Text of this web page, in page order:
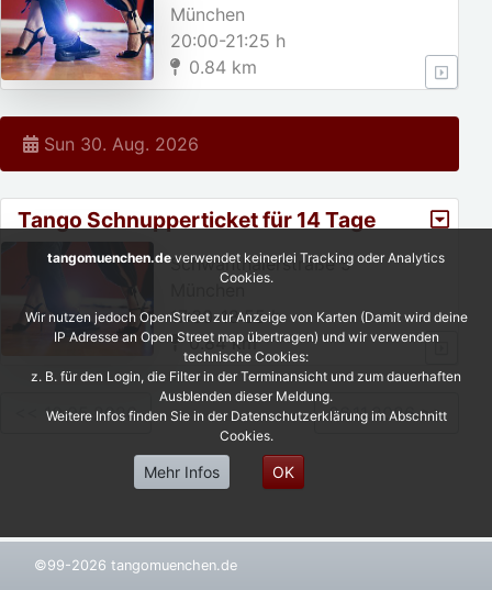
München
20:00-21:25 h
0.84 km
Sun 30. Aug. 2026
Tango Schnupperticket für 14 Tage
Schwanthalerstraße 5
München
17:30-18:55 h
0.84 km
<< 10.05.2026 06.11.2026 >>
©99-2026 tangomuenchen.de
tangomuenchen.de verwendet keinerlei Tracking oder Analytics
Cookies.
Wir nutzen jedoch OpenStreet zur Anzeige von Karten (Damit wird deine
IP Adresse an Open Street map übertragen) und wir verwenden
technische Cookies:
z. B. für den Login, die Filter in der Terminansicht und zum dauerhaften
Ausblenden dieser Meldung.
Weitere Infos finden Sie in der Datenschutzerklärung im Abschnitt
Cookies.
Mehr Infos OK